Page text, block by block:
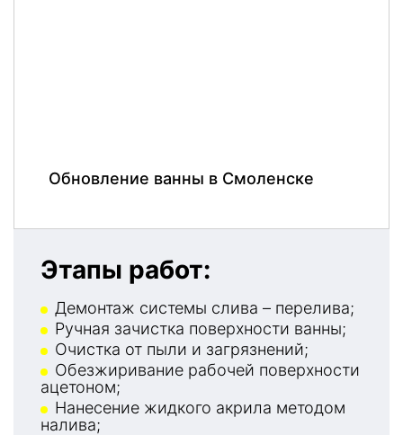
Обновление ванны в Смоленске
Этапы работ:
Демонтаж системы слива – перелива;
Ручная зачистка поверхности ванны;
Очистка от пыли и загрязнений;
Обезжиривание рабочей поверхности
ацетоном;
Нанесение жидкого акрила методом
налива;